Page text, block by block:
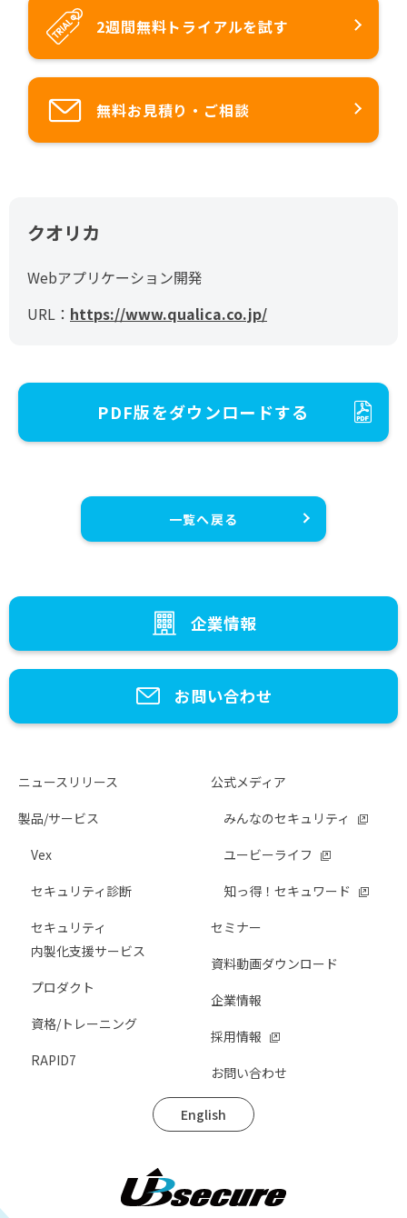
2週間無料トライアルを試す
無料お見積り・ご相談
クオリカ
Webアプリケーション開発
URL： https://www.qualica.co.jp/
PDF版をダウンロードする
一覧へ戻る
企業情報
お問い合わせ
ニュースリリース
製品/サービス
Vex
セキュリティ診断
セキュリティ
内製化支援サービス
プロダクト
資格/トレーニング
RAPID7
公式メディア
みんなのセキュリティ
ユービーライフ
知っ得！セキュワード
セミナー
資料動画ダウンロード
企業情報
採用情報
お問い合わせ
English